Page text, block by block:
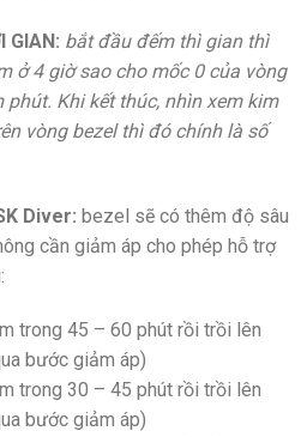
GIAN: bắt đầu đếm thì gian thì
ở 4 giờ sao cho mốc 0 của vòng
Khi kết thúc, nhìn xem kim
vòng bezel thì đó chính là số
Diver: bezel sẽ có thêm độ sâu
cần giảm áp cho phép hỗ trợ
trong 45 – 60 phút rồi trồi lên
bước giảm áp)
trong 30 – 45 phút rồi trồi lên
bước giảm áp)